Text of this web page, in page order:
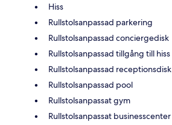
Hiss
Rullstolsanpassad parkering
Rullstolsanpassad conciergedisk
Rullstolsanpassad tillgång till hiss
Rullstolsanpassad receptionsdisk
Rullstolsanpassad pool
Rullstolsanpassat gym
Rullstolsanpassat businesscenter